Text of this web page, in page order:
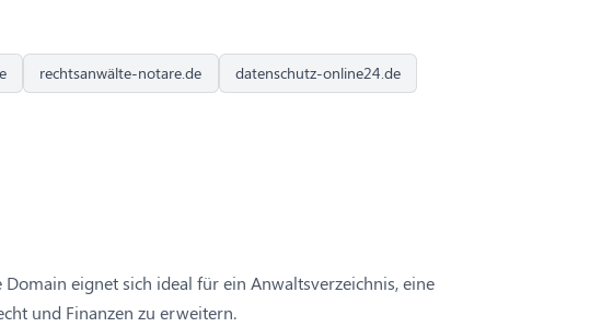
rechtsanwälte-notare.de
datenschutz-online24.de
eignet sich ideal für ein Anwaltsverzeichnis, eine
und Finanzen zu erweitern.